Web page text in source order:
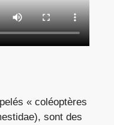
« coléoptères
sont des